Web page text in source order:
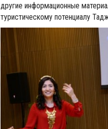
другие информационные
туристическому потенциалу